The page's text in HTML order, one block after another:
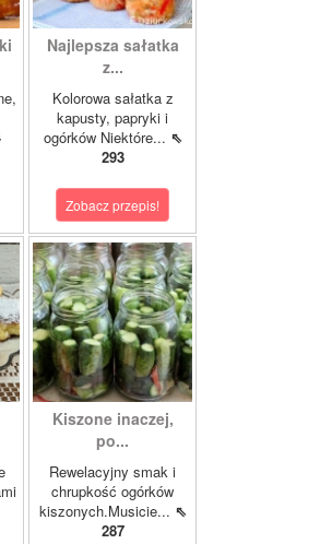
Najlepsza sałatka
z...
Kolorowa sałatka z
kapusty, papryki i
ogórków Niektóre... ⇖
293
Zobacz przepis!
Kiszone inaczej,
po...
Rewelacyjny smak i
chrupkość ogórków
kiszonych.Musicie... ⇖
287